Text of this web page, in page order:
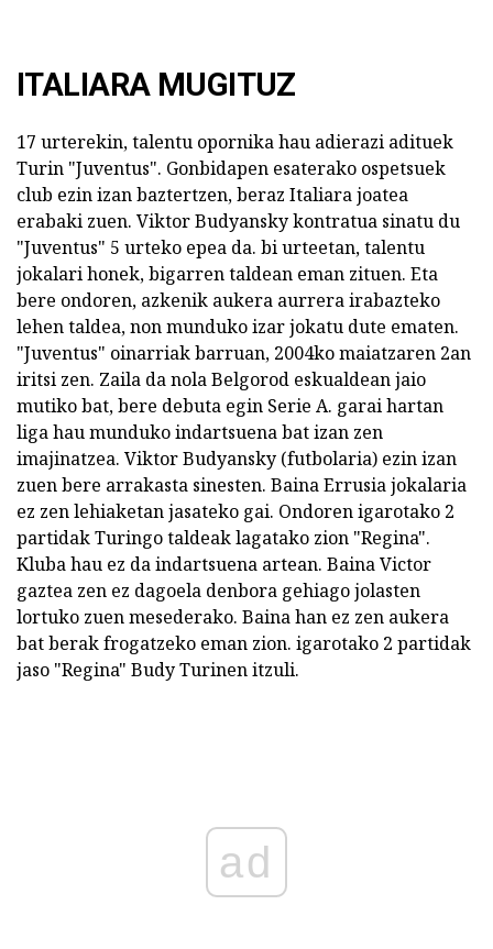
ITALIARA MUGITUZ
17 urterekin, talentu opornika hau adierazi adituek
Turin "Juventus". Gonbidapen esaterako ospetsuek
club ezin izan baztertzen, beraz Italiara joatea
erabaki zuen. Viktor Budyansky kontratua sinatu du
"Juventus" 5 urteko epea da. bi urteetan, talentu
jokalari honek, bigarren taldean eman zituen. Eta
bere ondoren, azkenik aukera aurrera irabazteko
lehen taldea, non munduko izar jokatu dute ematen.
"Juventus" oinarriak barruan, 2004ko maiatzaren 2an
iritsi zen. Zaila da nola Belgorod eskualdean jaio
mutiko bat, bere debuta egin Serie A. garai hartan
liga hau munduko indartsuena bat izan zen
imajinatzea. Viktor Budyansky (futbolaria) ezin izan
zuen bere arrakasta sinesten. Baina Errusia jokalaria
ez zen lehiaketan jasateko gai. Ondoren igarotako 2
partidak Turingo taldeak lagatako zion "Regina".
Kluba hau ez da indartsuena artean. Baina Victor
gaztea zen ez dagoela denbora gehiago jolasten
lortuko zuen mesederako. Baina han ez zen aukera
bat berak frogatzeko eman zion. igarotako 2 partidak
jaso "Regina" Budy Turinen itzuli.
ad